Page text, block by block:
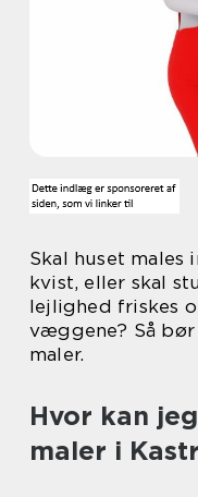
Skal huset
kvist, eller skal
lejlighed friskes
væggene? Så
maler.
Hvor kan
maler i